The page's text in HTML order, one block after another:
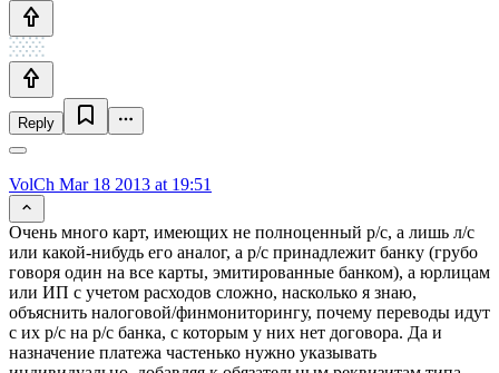
Reply
VolCh Mar 18 2013 at 19:51
Очень много карт, имеющих не полноценный р/с, а лишь л/с
или какой-нибудь его аналог, а р/с принадлежит банку (грубо
говоря один на все карты, эмитированные банком), а юрлицам
или ИП с учетом расходов сложно, насколько я знаю,
объяснить налоговой/финмониторингу, почему переводы идут
с их р/с на р/с банка, с которым у них нет договора. Да и
назначение платежа частенько нужно указывать